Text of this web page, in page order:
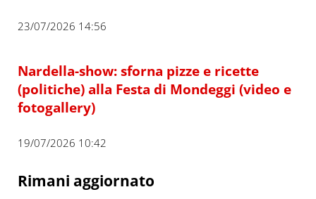
23/07/2026 14:56
Nardella-show: sforna pizze e ricette
(politiche) alla Festa di Mondeggi (video e
fotogallery)
19/07/2026 10:42
Rimani aggiornato